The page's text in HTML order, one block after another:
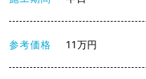
参考価格 11万円